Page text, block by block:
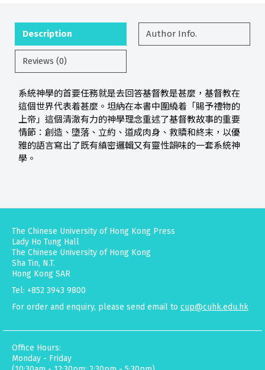
Description Author Info.
Reviews (0)
系統神學的首要任務就是去回答基督教是甚麼，基督教在
這個世界代表着甚麼。坦納在本書中圍繞着「賜予禮物的
上帝」這個清澈有力的神學理念重述了基督教故事的重要
情節：創造、墮落、立約、道成肉身、救贖和終末，以優
雅的語言寫出了既有縝密邏輯又有靈性韻味的一套系統神
學。
The Chinese University of Hong Kong Press
Lady Ho Tung Hall
The Chinese University of Hong Kong
Sha Tin, N.T.
Hong Kong SAR
Tel: +852 3943 9800
For order and enquiry, please send email to cup@cuhk.edu.hk
Office Hours:
Monday - Friday